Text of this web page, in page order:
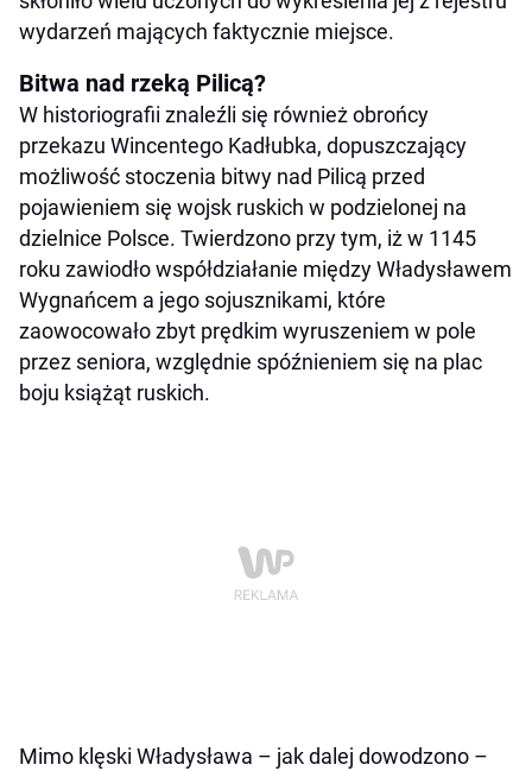
wydarzeń mających faktycznie miejsce.
Bitwa nad rzeką Pilicą?
W historiografii znaleźli się również obrońcy
przekazu Wincentego Kadłubka, dopuszczający
możliwość stoczenia bitwy nad Pilicą przed
pojawieniem się wojsk ruskich w podzielonej na
dzielnice Polsce. Twierdzono przy tym, iż w 1145
roku zawiodło współdziałanie między Władysławem
Wygnańcem a jego sojusznikami, które
zaowocowało zbyt prędkim wyruszeniem w pole
przez seniora, względnie spóźnieniem się na plac
boju książąt ruskich.
Mimo klęski Władysława – jak dalej dowodzono –